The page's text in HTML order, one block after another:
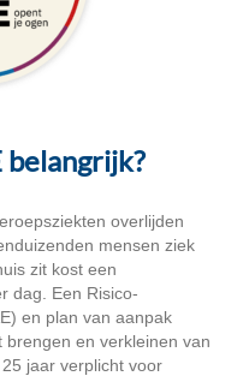
belangrijk?
overlijden
mensen ziek
zit kost een
dag. Een Risico-
en plan van aanpak
en verkleinen van
jaar verplicht voor